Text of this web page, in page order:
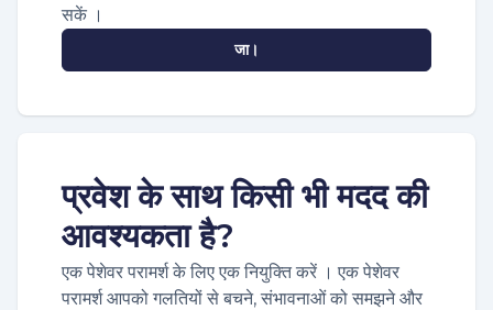
सकें ।
जा।
प्रवेश के साथ किसी भी मदद की
आवश्यकता है?
एक पेशेवर परामर्श के लिए एक नियुक्ति करें । एक पेशेवर
परामर्श आपको गलतियों से बचने, संभावनाओं को समझने और